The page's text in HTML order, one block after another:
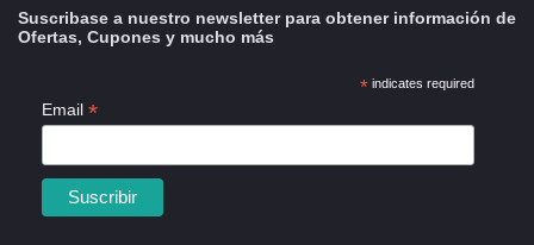
Suscribase a nuestro newsletter para obtener información de
Ofertas, Cupones y mucho más
*indicates required
Email *